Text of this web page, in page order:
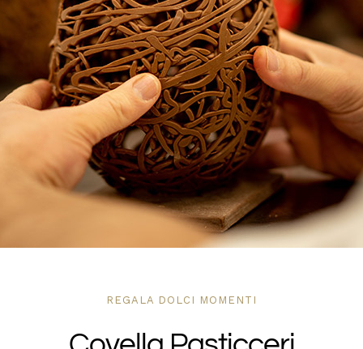
DOVE SIAMO
REGALA DOLCI MOMENTI